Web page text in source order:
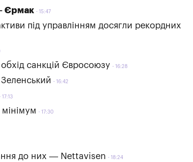
Єрмак 15:47
під управлінням досягли рекордних
санкцій Євросоюзу 16:28
16:42
17:13
17:30
до них — Nettavisen 18:24